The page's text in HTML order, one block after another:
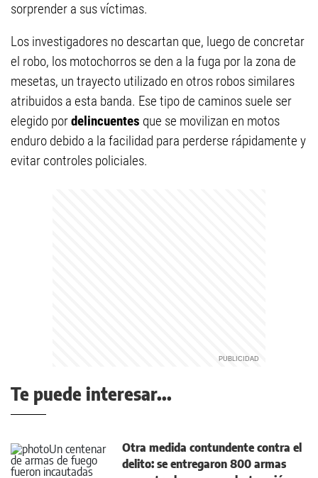
sorprender a sus víctimas.
Los investigadores no descartan que, luego de concretar
el robo, los motochorros se den a la fuga por la zona de
mesetas, un trayecto utilizado en otros robos similares
atribuidos a esta banda. Ese tipo de caminos suele ser
elegido pordelincuentes que se movilizan en motos
enduro debido a la facilidad para perderse rápidamente y
evitar controles policiales.
Te puede interesar...
Otra medida contundente contra el
delito: se entregaron 800 armas